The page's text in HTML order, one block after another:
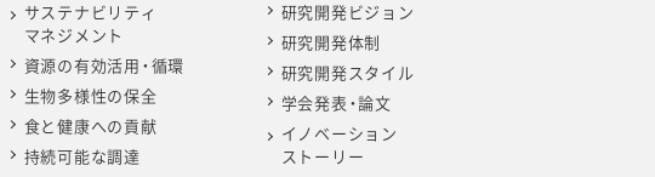
サステナビリティ
マネジメント
資源の有効活用・循環
生物多様性の保全
食と健康への貢献
持続可能な調達
研究開発ビジョン
研究開発体制
研究開発スタイル
学会発表・論文
イノベーション
ストーリー